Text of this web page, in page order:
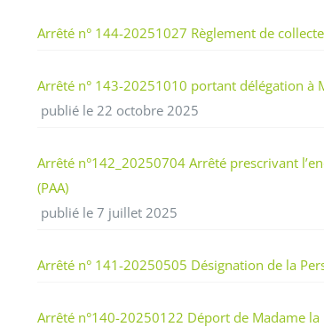
Arrêté n° 144-20251027 Règlement de
Arrêté n° 143-20251010 portant délégation à
publié le 22 octobre 2025
Arrêté n°142_20250704 Arrêté prescrivant
(PAA)
publié le 7 juillet 2025
Arrêté n° 141-20250505 Désignation de la
Arrêté n°140-20250122 Déport de Madame la